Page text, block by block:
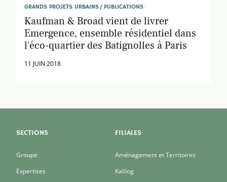
GRANDS PROJETS URBAINS
PUBLICATIONS
Kaufman & Broad vient de livrer
Emergence, ensemble résidentiel dans
l'éco-quartier des Batignolles à Paris
11 JUIN 2018
SECTIONS
Groupe
Expertises
FILIALES
Aménagement et Territoires
Kalilog